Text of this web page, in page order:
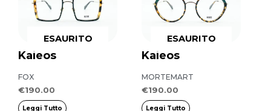
prodotto
Kaleos
ESAURITO
FOX
€190.00
Leggi Tutto
Kaleos
ESAURITO
MORTEMART
€190.00
Leggi Tutto